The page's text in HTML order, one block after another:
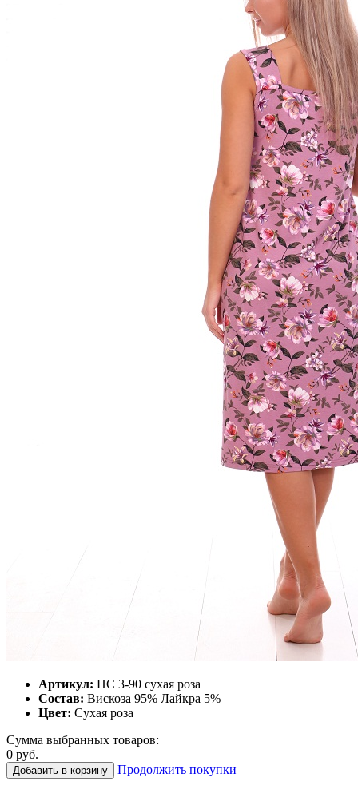
Артикул: НС 3-90 сухая роза
Состав: Вискоза 95% Лайкра 5%
Цвет: Сухая роза
Сумма выбранных товаров:
0 руб.
Добавить в корзину
Продолжить покупки